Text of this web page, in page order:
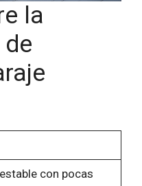
la
con pocas